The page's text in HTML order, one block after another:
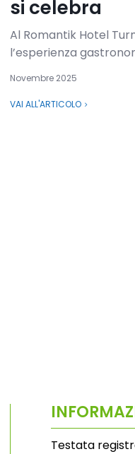
si celebra
Al Romantik Hotel
l’esperienza
Novembre 2025
VAI ALL'ARTICOLO
Testata